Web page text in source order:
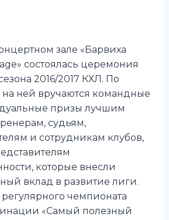
зале «Барвиха
состоялась церемония
2016/2017 КХЛ. По
ней вручаются командные
призы лучшим
судьям,
и сотрудникам клубов,
которые внесли
вклад в развитие лиги.
чемпионата
«Самый полезный